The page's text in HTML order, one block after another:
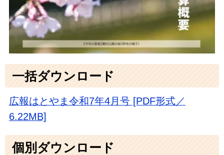
一括ダウンロード
広報はとやま令和7年4月号 [PDF形式／
6.22MB]
個別ダウンロード